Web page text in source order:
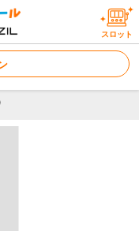
スロット